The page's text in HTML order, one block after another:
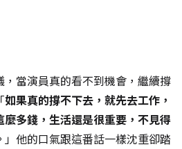
當演員真的看不到機會，繼續撐
如果真的撐不下去，就先去工作，
多錢，生活還是很重要，不見得
」他的口氣跟這番話一樣沈重卻踏